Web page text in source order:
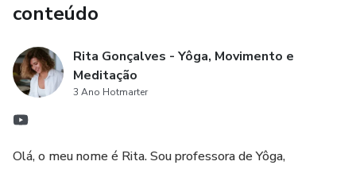
Juntas/os, podemos construir uma comunidade mais forte,
flexível e resiliente. 💙
Espreita também as minhas aulas de Yôga
Com amizade,
Rita
conteúdo
Rita Gonçalves - Yôga, Movimento e
Meditação
3 Ano Hotmarter
Olá, o meu nome é Rita. Sou professora de Yôga,